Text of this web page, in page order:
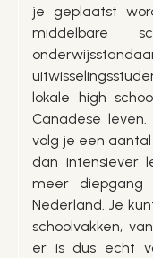
je geplaatst
middelbare
lokale high
Canadese
volg je een
dan intensiever
meer
Nederland. Je
schoolvakken,
er is dus echt